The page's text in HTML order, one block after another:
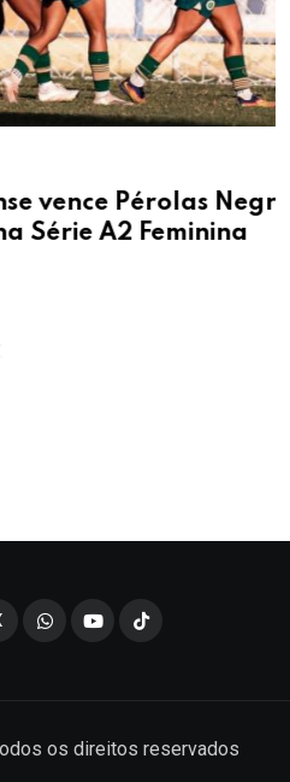
Pérolas Negras e
A2 Feminina
os direitos reservados